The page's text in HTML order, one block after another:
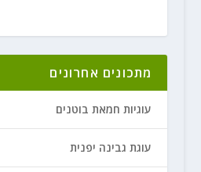
מתכונים אחרונים
עוגיות חמאת בוטנים
עוגת גבינה יפנית